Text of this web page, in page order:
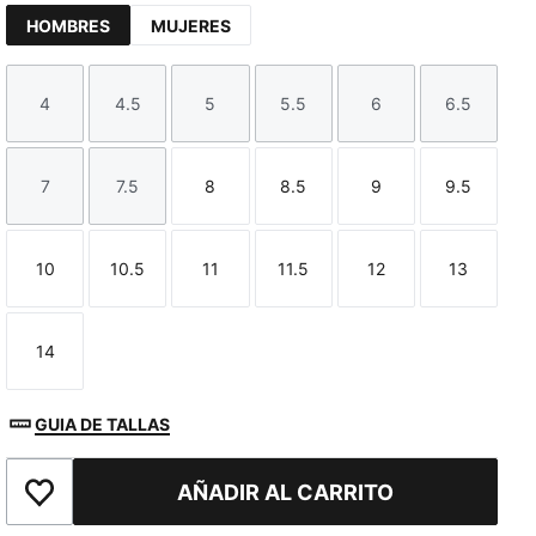
HOMBRES MUJERES
Talla
4
Talla
4.5
Talla
5
Talla
5.5
Talla
6
Talla
6.5
Talla
7
Talla
7.5
Talla
8
Talla
8.5
Talla
9
Talla
9.5
Talla
10
Talla
10.5
Talla
11
Talla
11.5
Talla
12
Talla
13
Talla
14
GUIA DE TALLAS
Añadir a la lista de deseosAÑADIR AL CARRITO